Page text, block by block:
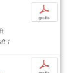
1
p
gratis
p